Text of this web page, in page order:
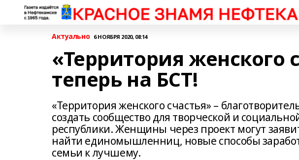
Актуально 6 НОЯБРЯ 2020, 08:14
«Территория женского
теперь на БСТ!
«Территория женского счастья» –
создать сообщество для творческой и
республики. Женщины через проект могут
найти единомышленниц, новые способы
семьи к лучшему.